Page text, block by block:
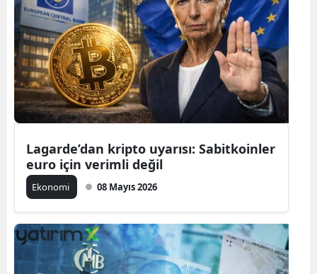
Lagarde’dan kripto uyarısı: Sabitkoinler
euro için verimli değil
Ekonomi 08 Mayıs 2026